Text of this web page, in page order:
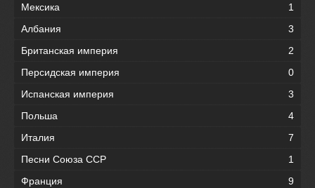
Мексика
1
Албания
3
Британская империя
2
Персидская империя
0
Испанская империя
3
Польша
4
Италия
7
Песни Союза ССР
1
Франция
9